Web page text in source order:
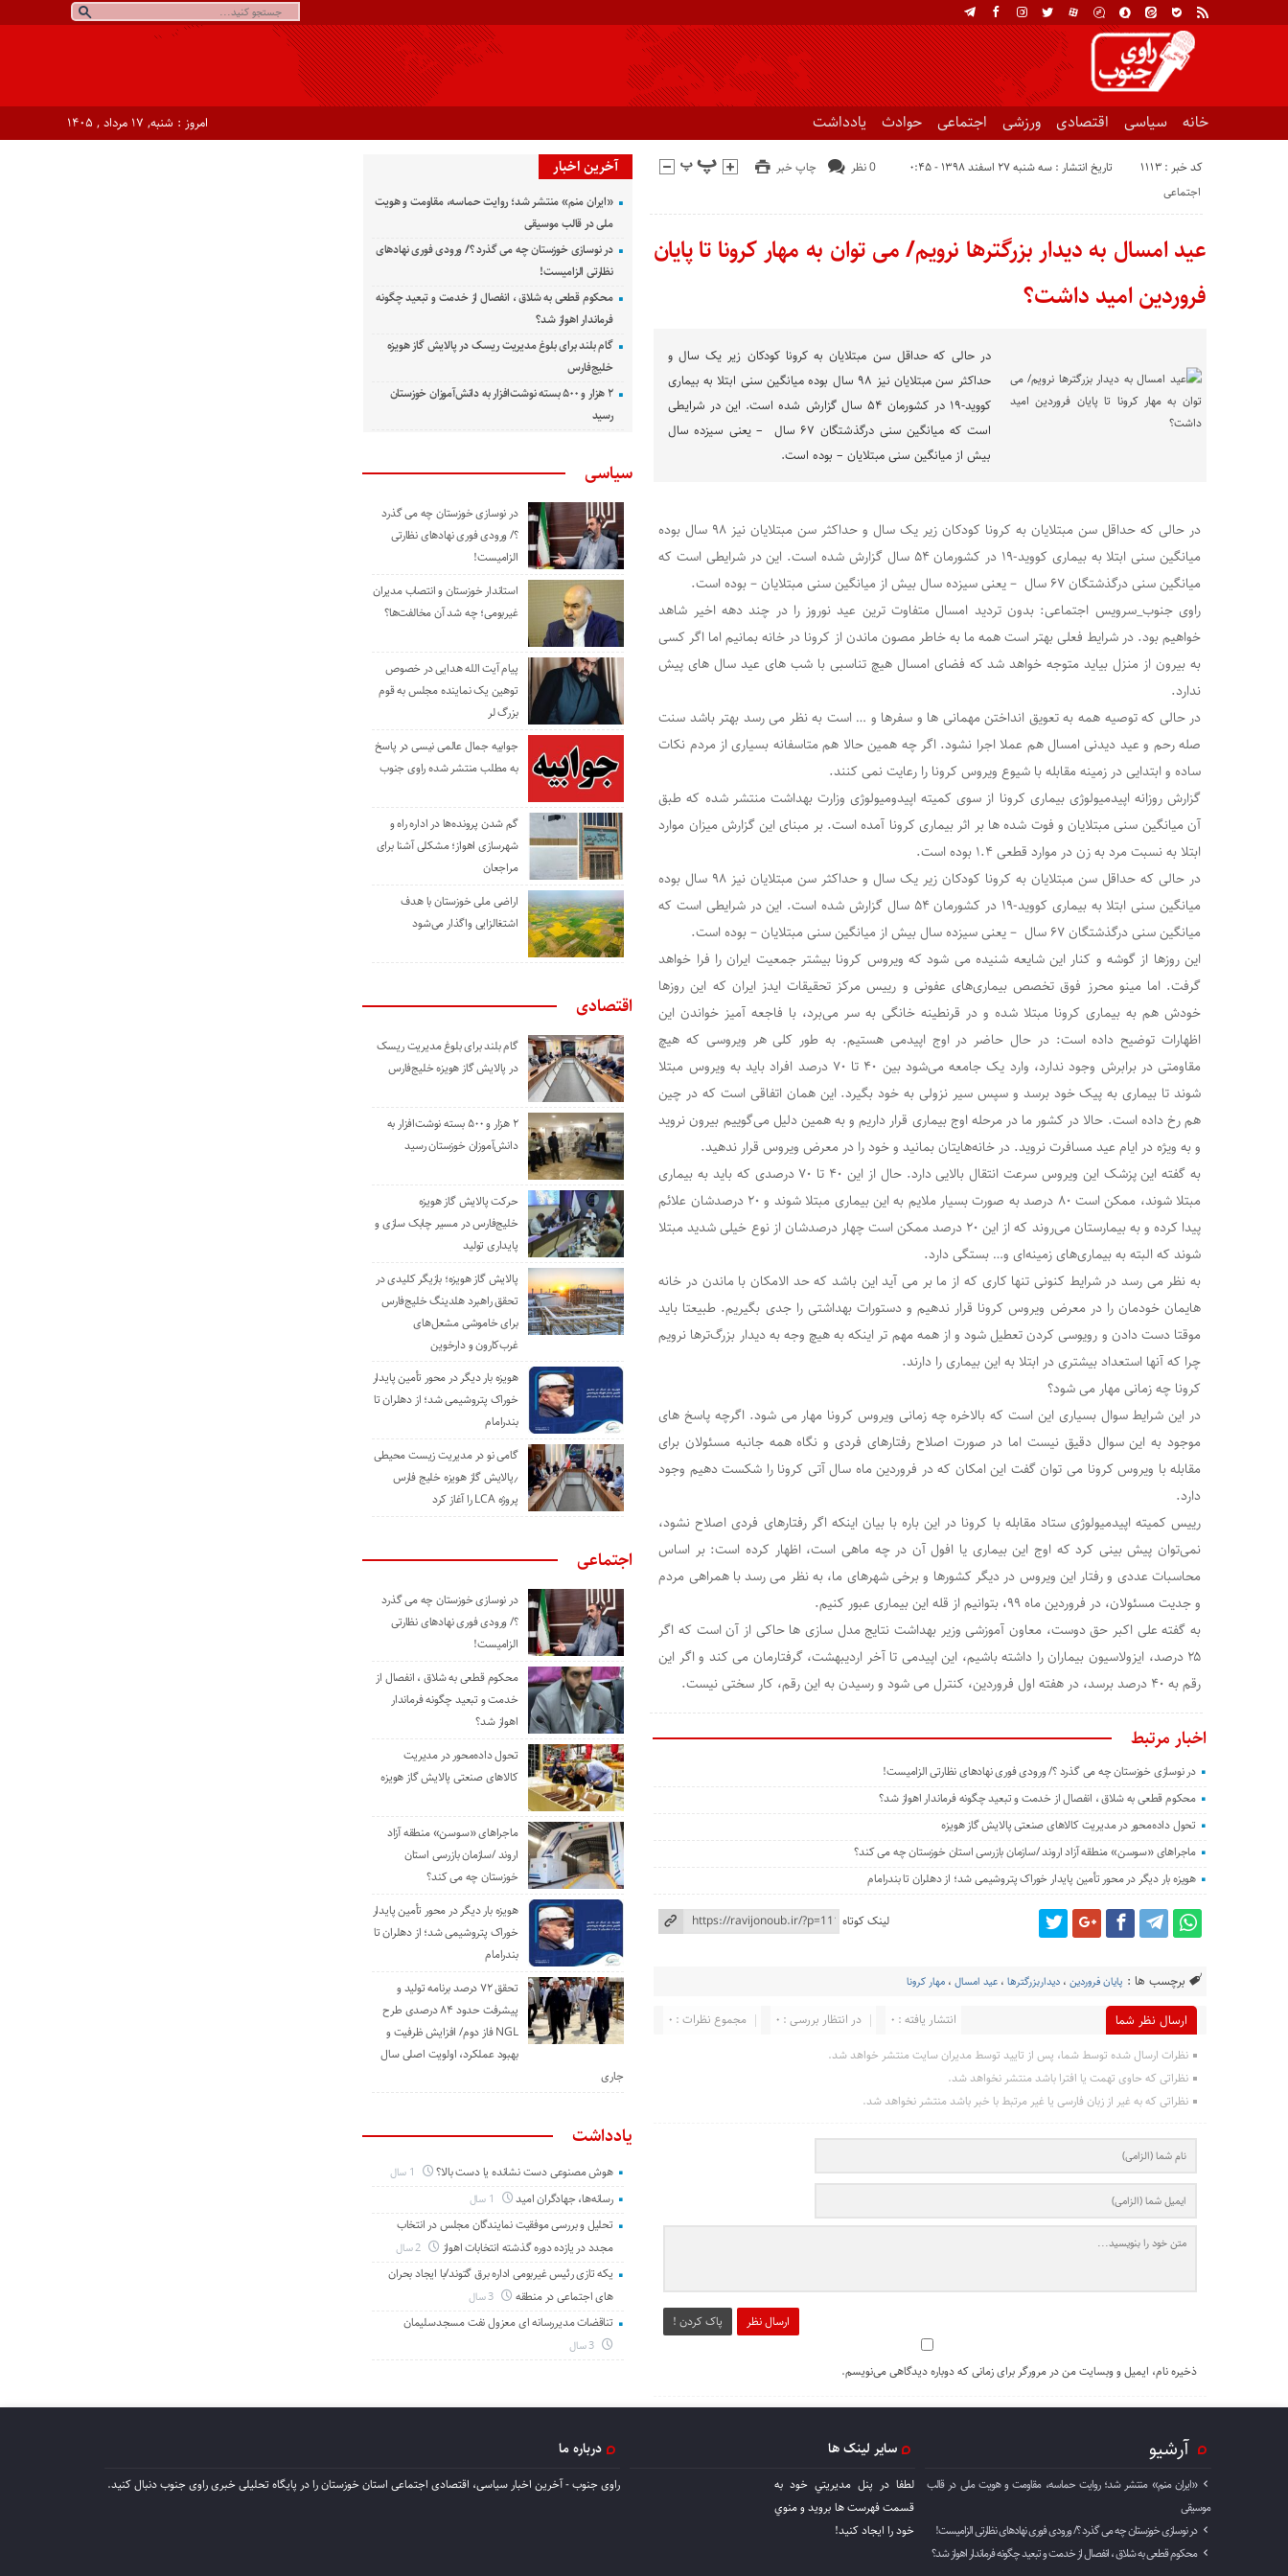
خانه سیاسی اقتصادی ورزشی اجتماعی حوادث یادداشت امروز : شنبه, ۱۷ مرداد , ۱۴۰۵
کد خبر : 1113 تاریخ انتشار : سه شنبه ۲۷ اسفند ۱۳۹۸ - ۰:۴۵ چاپ خبر
0 نظر
اجتماعی
عید امسال به دیدار بزرگترها نرویم/ می توان به مهار کرونا تا پایان
فروردین امید داشت؟
در حالی که حداقل سن مبتلایان به کرونا کودکان زیر یک سال و
حداکثر سن مبتلایان نیز ۹۸ سال بوده میانگین سنی ابتلا به بیماری
کووید-۱۹ در کشورمان ۵۴ سال گزارش شده است. این در شرایطی
است که میانگین سنی درگذشتگان ۶۷ سال – یعنی سیزده سال
بیش از میانگین سنی مبتلایان – بوده است.
در حالی که حداقل سن مبتلایان به کرونا کودکان زیر یک سال و حداکثر سن مبتلایان نیز ۹۸ سال بوده
میانگین سنی ابتلا به بیماری کووید-۱۹ در کشورمان ۵۴ سال گزارش شده است. این در شرایطی است که
میانگین سنی درگذشتگان ۶۷ سال – یعنی سیزده سال بیش از میانگین سنی مبتلایان – بوده است.
راوی جنوب_سرویس اجتماعی: بدون تردید امسال متفاوت ترین عید نوروز را در چند دهه اخیر شاهد
خواهیم بود. در شرایط فعلی بهتر است همه ما به خاطر مصون ماندن از کرونا در خانه بمانیم اما اگر کسی
به بیرون از منزل بیاید متوجه خواهد شد که فضای امسال هیچ تناسبی با شب های عید سال های پیش
ندارد.
در حالی که توصیه همه به تعویق انداختن مهمانی ها و سفرها و … است به نظر می رسد بهتر باشد سنت
صله رحم و عید دیدنی امسال هم عملا اجرا نشود. اگر چه همین حالا هم متاسفانه بسیاری از مردم نکات
ساده و ابتدایی در زمینه مقابله با شیوع ویروس کرونا را رعایت نمی کنند.
گزارش روزانه اپیدمیولوژی بیماری کرونا از سوی کمیته اپیدومیولوژی وزارت بهداشت منتشر شده که طبق
آن میانگین سنی مبتلایان و فوت شده ها بر اثر بیماری کرونا آمده است. بر مبنای این گزارش میزان موارد
ابتلا به نسبت مرد به زن در موارد قطعی ۱.۴ بوده است.
در حالی که حداقل سن مبتلایان به کرونا کودکان زیر یک سال و حداکثر سن مبتلایان نیز ۹۸ سال بوده
میانگین سنی ابتلا به بیماری کووید-۱۹ در کشورمان ۵۴ سال گزارش شده است. این در شرایطی است که
میانگین سنی درگذشتگان ۶۷ سال – یعنی سیزده سال بیش از میانگین سنی مبتلایان – بوده است.
این روزها از گوشه و کنار این شایعه شنیده می شود که ویروس کرونا بیشتر جمعیت ایران را فرا خواهد
گرفت. اما مینو محرز فوق تخصص بیماری‌های عفونی و رییس مرکز تحقیقات ایدز ایران که این روزها
خودش هم به بیماری کرونا مبتلا شده و در قرنطینه خانگی به سر می‌برد، با فاجعه آمیز خواندن این
اظهارات توضیح داده است: در حال حاضر در اوج اپیدمی هستیم. به طور کلی هر ویروسی که هیچ
مقاومتی در برابرش وجود ندارد، وارد یک جامعه می‌شود بین ۴۰ تا ۷۰ درصد افراد باید به ویروس مبتلا
شوند تا بیماری به پیک خود برسد و سپس سیر نزولی به خود بگیرد. این همان اتفاقی است که در چین
هم رخ داده است. حالا در کشور ما در مرحله اوج بیماری قرار داریم و به همین دلیل می‌گوییم بیرون نروید
و به ویژه در ایام عید مسافرت نروید. در خانه‌هایتان بمانید و خود را در معرض ویروس قرار ندهید.
به گفته این پزشک این ویروس سرعت انتقال بالایی دارد. حال از این ۴۰ تا ۷۰ درصدی که باید به بیماری
مبتلا شوند، ممکن است ۸۰ درصد به صورت بسیار ملایم به این بیماری مبتلا شوند و ۲۰ درصدشان علائم
پیدا کرده و به بیمارستان می‌روند که از این ۲۰ درصد ممکن است چهار درصدشان از نوع خیلی شدید مبتلا
شوند که البته به بیماری‌های زمینه‌ای و… بستگی دارد.
به نظر می رسد در شرایط کنونی تنها کاری که از ما بر می آید این باشد که حد الامکان با ماندن در خانه
هایمان خودمان را در معرض ویروس کرونا قرار ندهیم و دستورات بهداشتی را جدی بگیریم. طبیعتا باید
موقتا دست دادن و رویوسی کردن تعطیل شود و از همه مهم تر اینکه به هیچ وجه به دیدار بزرگ‌ترها نرویم
چرا که آنها استعداد بیشتری در ابتلا به این بیماری را دارند.
کرونا چه زمانی مهار می شود؟
در این شرایط سوال بسیاری این است که بالاخره چه زمانی ویروس کرونا مهار می شود. اگرچه پاسخ های
موجود به این سوال دقیق نیست اما در صورت اصلاح رفتارهای فردی و نگاه همه جانبه مسئولان برای
مقابله با ویروس کرونا می توان گفت این امکان که در فروردین ماه سال آتی کرونا را شکست دهیم وجود
دارد.
رییس کمیته اپیدمیولوژی ستاد مقابله با کرونا در این باره با بیان اینکه اگر رفتارهای فردی اصلاح نشود،
نمی‌توان پیش بینی کرد که اوج این بیماری یا افول آن در چه ماهی است، اظهار کرده است: بر اساس
محاسبات عددی و رفتار این ویروس در دیگر کشورها و برخی شهرهای ما، به نظر می ‌رسد با همراهی مردم
و جدیت مسئولان، در فروردین ماه ۹۹، بتوانیم از قله این بیماری عبور کنیم.
به گفته علی اکبر حق دوست، معاون آموزشی وزیر بهداشت نتایج مدل سازی ها حاکی از آن است که اگر
۲۵ درصد، ایزولاسیون بیماران را داشته باشیم، این اپیدمی تا آخر اردیبهشت، گرفتارمان می ‌کند و اگر این
رقم به ۴۰ درصد برسد، در هفته اول فروردین، کنترل می‌ شود و رسیدن به این رقم، کار سختی نیست.
اخبار مرتبط
در نوسازی خوزستان چه می گذرد ؟/ ورودی فوری نهادهای نظارتی الزامیست!
محکوم قطعی به شلاق ، انفصال از خدمت و تبعید چگونه فرماندار اهواز شد؟
تحول داده‌محور در مدیریت کالاهای صنعتی پالایش گاز هویزه
ماجراهای «سوسن» منطقه آزاد اروند /سازمان بازرسی استان خوزستان چه می کند؟
هویزه بار دیگر در محور تأمین پایدار خوراک پتروشیمی شد؛ از دهلران تا بندرامام
لینک کوتاه
برچسب ها : پایان فروردین ،دیداربزرگترها ،عید امسال ،مهار کرونا
ارسال نظر شما مجموع نظرات : 0 در انتظار بررسی : 0 انتشار یافته : 0
نظرات ارسال شده توسط شما، پس از تایید توسط مدیران سایت منتشر خواهد شد.
نظراتی که حاوی تهمت یا افترا باشد منتشر نخواهد شد.
نظراتی که به غیر از زبان فارسی یا غیر مرتبط با خبر باشد منتشر نخواهد شد.
ارسال نظر پاک کردن !
ذخیره نام، ایمیل و وبسایت من در مرورگر برای زمانی که دوباره دیدگاهی می‌نویسم.
آخرین اخبار
«ایران منم» منتشر شد؛ روایت حماسه، مقاومت و هویت
ملی در قالب موسیقی
در نوسازی خوزستان چه می گذرد ؟/ ورودی فوری نهادهای
نظارتی الزامیست!
محکوم قطعی به شلاق ، انفصال از خدمت و تبعید چگونه
فرماندار اهواز شد؟
گام بلند برای بلوغ مدیریت ریسک در پالایش گاز هویزه
خلیج‌فارس
۲ هزار و ۵۰۰ بسته نوشت‌افزار به دانش‌آموزان خوزستان
رسید
سیاسی
در نوسازی خوزستان چه می گذرد
؟/ ورودی فوری نهادهای نظارتی
الزامیست!
استاندار خوزستان و انتصاب مدیران
غیربومی؛ چه شد آن مخالفت‌ها؟
پیام آیت الله هدایی در خصوص
توهین یک نماینده مجلس به قوم
بزرگ لر
جوابیه جمال عالمی نیسی در پاسخ
به مطلب منتشر شده راوی جنوب
گم شدن پرونده‌ها در اداره راه و
شهرسازی اهواز؛ مشکلی آشنا برای
مراجعان
اراضی ملی خوزستان با هدف
اشتغالزایی واگذار می‌شود
اقتصادی
گام بلند برای بلوغ مدیریت ریسک
در پالایش گاز هویزه خلیج‌فارس
۲ هزار و ۵۰۰ بسته نوشت‌افزار به
دانش‌آموزان خوزستان رسید
حرکت پالایش گاز هویزه
خلیج‌فارس در مسیر چابک سازی و
پایداری تولید
پالایش گاز هویزه؛ بازیگر کلیدی در
تحقق راهبرد هلدینگ خلیج‌فارس
برای خاموشی مشعل‌های
غرب‌کارون و دارخوین
هویزه بار دیگر در محور تأمین پایدار
خوراک پتروشیمی شد؛ از دهلران تا
بندرامام
گامی نو در مدیریت زیست ‌محیطی
٫پالایش گاز هویزه خلیج ‌فارس
پروژه LCA را آغاز کرد
اجتماعی
در نوسازی خوزستان چه می گذرد
؟/ ورودی فوری نهادهای نظارتی
الزامیست!
محکوم قطعی به شلاق ، انفصال از
خدمت و تبعید چگونه فرماندار
اهواز شد؟
تحول داده‌محور در مدیریت
کالاهای صنعتی پالایش گاز هویزه
ماجراهای «سوسن» منطقه آزاد
اروند /سازمان بازرسی استان
خوزستان چه می کند؟
هویزه بار دیگر در محور تأمین پایدار
خوراک پتروشیمی شد؛ از دهلران تا
بندرامام
تحقق ۷۲ درصد برنامه تولید و
پیشرفت حدود ۸۴ درصدی طرح
NGL فاز دوم/ افزایش ظرفیت و
بهبود عملکرد، اولویت اصلی سال
جاری
یادداشت
هوش مصنوعی دست نشانده یا دست بالا؟
رسانه‌ها، جهادگران امید
تحلیل و بررسی موفقیت نمایندگان مجلس در انتخاب
مجدد در یازده دوره گذشته انتخابات اهواز
یکه تازی رئیس غیربومی اداره برق گتوند/با ایجاد بحران
های اجتماعی در منطقه
تناقضات مدیررسانه ای معزول نفت مسجدسلیمان
آرشیو
«ایران منم» منتشر شد؛ روایت حماسه، مقاومت و هویت ملی در قالب
موسیقی
در نوسازی خوزستان چه می گذرد ؟/ ورودی فوری نهادهای نظارتی الزامیست!
محکوم قطعی به شلاق ، انفصال از خدمت و تبعید چگونه فرماندار اهواز شد؟
سایر لینک ها
لطفا در پنل مديريتي خود به
قسمت فهرست ها برويد و منوي
خود را ايجاد كنيد!
درباره ما
راوی جنوب - آخرین اخبار سیاسی، اقتصادی اجتماعی استان خوزستان را در پایگاه تحلیلی خبری راوی جنوب دنبال کنید.